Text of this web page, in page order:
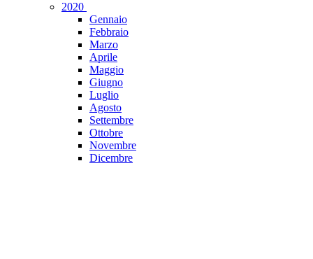
2020
Gennaio
Febbraio
Marzo
Aprile
Maggio
Giugno
Luglio
Agosto
Settembre
Ottobre
Novembre
Dicembre